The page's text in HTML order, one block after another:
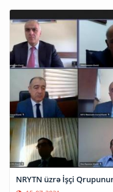
NRYTN üzrə İşçi